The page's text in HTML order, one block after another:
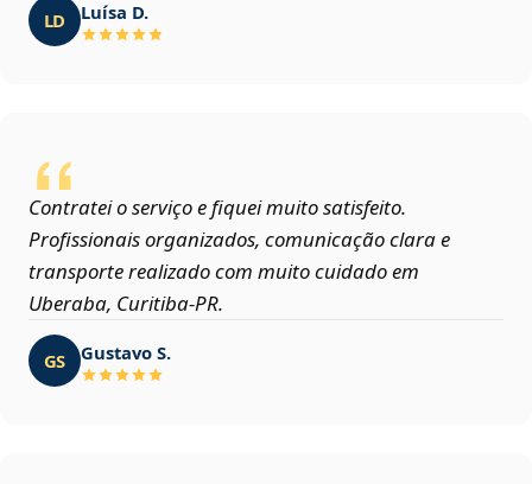
LD Luísa D.
Contratei o serviço e fiquei muito satisfeito.
Profissionais organizados, comunicação clara e
transporte realizado com muito cuidado em
Uberaba, Curitiba‑PR.
GS Gustavo S.